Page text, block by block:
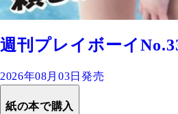
週刊プレイボーイ
2026年08月03日発売
紙の本で購入